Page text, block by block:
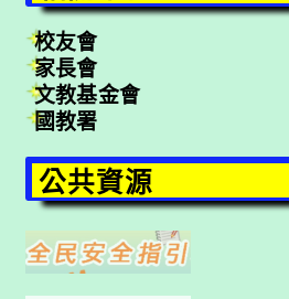
校友會
家長會
文教基金會
國教署
公共資源